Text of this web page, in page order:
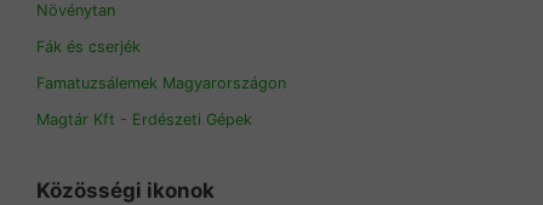
Növénytan
Fák és cserjék
Famatuzsálemek Magyarországon
Magtár Kft - Erdészeti Gépek
Közösségi ikonok